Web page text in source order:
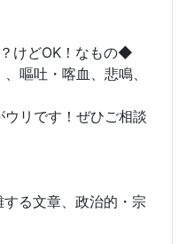
けどOK！なもの◆
嘔吐・喀血、悲鳴、
リです！ぜひご相談
る文章、政治的・宗